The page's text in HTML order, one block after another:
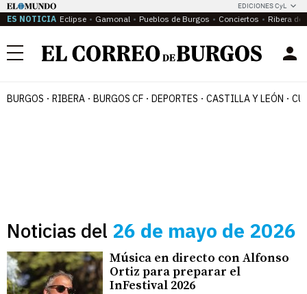
EDICIONES CyL
ES NOTICIA Eclipse Gamonal Pueblos de Burgos Conciertos Ribera del
Menú
BURGOS RIBERA BURGOS CF DEPORTES CASTILLA Y LEÓN
Noticias del 26 de mayo de 2026
Música en directo con Alfonso
Ortiz para preparar el
InFestival 2026